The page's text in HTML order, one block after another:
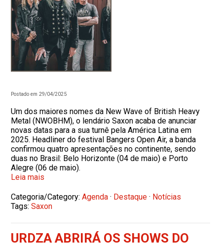
Postado em 29/04/2025
Um dos maiores nomes da New Wave of British Heavy
Metal (NWOBHM), o lendário Saxon acaba de anunciar
novas datas para a sua turnê pela América Latina em
2025. Headliner do festival Bangers Open Air, a banda
confirmou quatro apresentações no continente, sendo
duas no Brasil: Belo Horizonte (04 de maio) e Porto
Alegre (06 de maio).
Leia mais
Categoria/Category:Agenda · Destaque · Notícias
Tags:Saxon
URDZA ABRIRÁ OS SHOWS DO